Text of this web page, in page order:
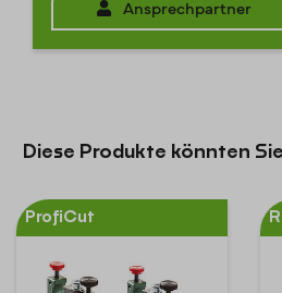
Ansprechpartner
Diese Produkte könnten
ProfiCut